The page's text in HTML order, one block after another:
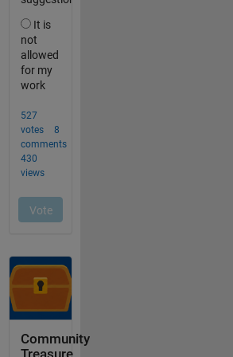
Community